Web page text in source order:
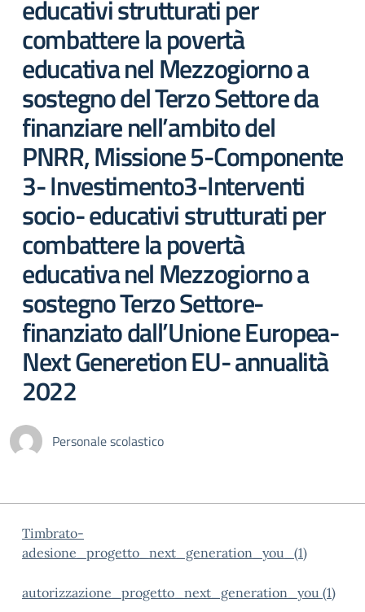
educativi strutturati per
combattere la povertà
educativa nel Mezzogiorno a
sostegno del Terzo Settore da
finanziare nell’ambito del
PNRR, Missione 5-Componente
3- Investimento3-Interventi
socio- educativi strutturati per
combattere la povertà
educativa nel Mezzogiorno a
sostegno Terzo Settore-
finanziato dall’Unione Europea-
Next Generetion EU- annualità
2022
Personale scolastico
Timbrato-
adesione_progetto_next_generation_you_(1)
autorizzazione_progetto_next_generation_you (1)